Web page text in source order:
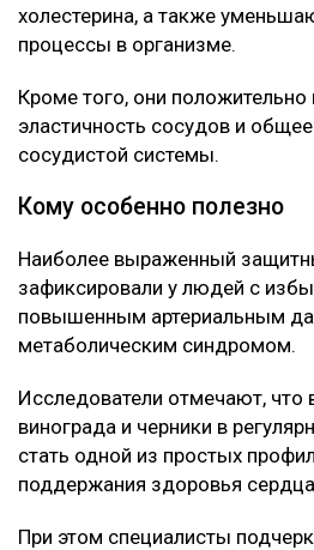
холестерина, а также
процессы в организме.
Кроме того, они положительно
эластичность сосудов и
сосудистой системы.
Кому особенно полезно
Наиболее выраженный
зафиксировали у людей с
повышенным артериальным
метаболическим синдромом.
Исследователи отмечают, что
винограда и черники в
стать одной из простых
поддержания здоровья
При этом специалисты